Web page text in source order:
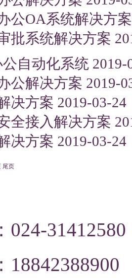
公OA系统解决方案
批系统解决方案
自动化系统 2019-
公解决方案 2019-
决方案 2019-03-24
全接入解决方案
决方案 2019-03-24
尾页
024-31412580
18842388900